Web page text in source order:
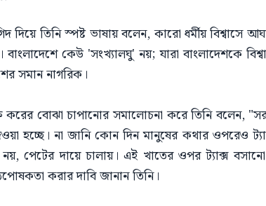
দিয়ে তিনি স্পষ্ট ভাষায় বলেন, কারো ধর্মীয়
কেউ 'সংখ্যালঘু' নয়; যারা বাংলাদেশকে
সমান নাগরিক।
বোঝা চাপানোর সমালোচনা করে তিনি বলেন,
হচ্ছে। না জানি কোন দিন মানুষের কথার ওপরেও
পেটের দায়ে চালায়। এই খাতের ওপর ট্যাক্স
করার দাবি জানান তিনি।